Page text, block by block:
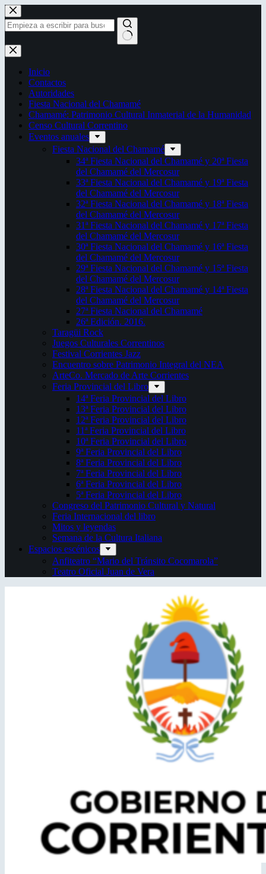
Saltar
al
contenido
Sin
resultados
Inicio
Contactos
Autoridades
Fiesta Nacional del Chamamé
Chamamé: Patrimonio Cultural Inmaterial de la Humanidad
Censo Cultural Correntino
Eventos anuales
Fiesta Nacional del Chamamé
34ª Fiesta Nacional del Chamamé y 20ª Fiesta
del Chamamé del Mercosur
33ª Fiesta Nacional del Chamamé y 19ª Fiesta
del Chamamé del Mercosur
32ª Fiesta Nacional del Chamamé y 18ª Fiesta
del Chamamé del Mercosur
31ª Fiesta Nacional del Chamamé y 17ª Fiesta
del Chamamé del Mercosur
30ª Fiesta Nacional del Chamamé y 16ª Fiesta
del Chamamé del Mercosur
29ª Fiesta Nacional del Chamamé y 15ª Fiesta
del Chamamé del Mercosur
28ª Fiesta Nacional del Chamamé y 14ª Fiesta
del Chamamé del Mercosur
27ª Fiesta Nacional del Chamamé
26ª Edición. 2016.
Taragüi Rock
Juegos Culturales Correntinos
Festival Corrientes Jazz
Encuentro sobre Patrimonio Integral del NEA
ArteCo. Mercado de Arte Corrientes
Feria Provincial del Libro
14ª Feria Provincial del Libro
13ª Feria Provincial del Libro
12ª Feria Provincial del Libro
11ª Feria Provincial del Libro
10ª Feria Provincial del Libro
9ª Feria Provincial del Libro
8ª Feria Provincial del Libro
7ª Feria Provincial del Libro
6ª Feria Provincial del Libro
5ª Feria Provincial del Libro
Congreso del Patrimonio Cultural y Natural
Feria Internacional del libro
Mitos y leyendas
Semana de la Cultura Italiana
Espacios escénicos
Anfiteatro “Mario del Tránsito Cocomarola”
Teatro Oficial Juan de Vera